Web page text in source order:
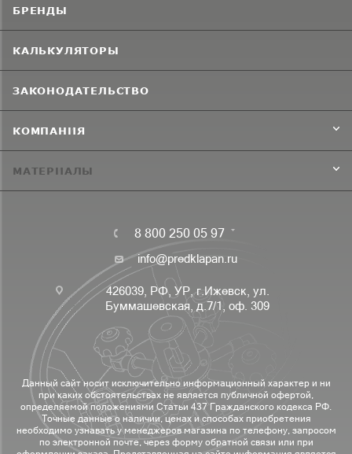
БРЕНДЫ
КАЛЬКУЛЯТОРЫ
ЗАКОНОДАТЕЛЬСТВО
КОМПАНИЯ
МАТЕРИАЛЫ
8 800 250 05 97
info@predklapan.ru
426039, РФ, УР, г.Ижевск, ул.
Буммашевская, д.7/1, оф. 309
Данный сайт носит исключительно информационный характер и ни
при каких обстоятельствах не является публичной офертой,
определяемой положениями Статьи 437 Гражданского кодекса РФ.
Точные данные о наличии, ценах и способах приобретения
необходимо узнавать у менеджеров магазина по телефону, запросом
по электронной почте, через форму обратной связи или при